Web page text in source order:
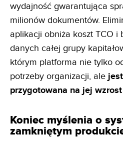
wydajność gwarantująca
milionów dokumentów.
aplikacji obniża koszt TCO i
danych całej grupy
którym platforma nie tylko
potrzeby organizacji, ale
przygotowana na jej
Koniec myślenia o
zamkniętym